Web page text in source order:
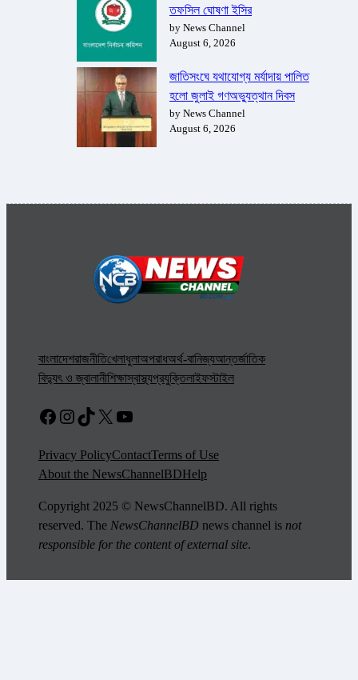
তফসিল ঘোষণা ইসির
by News Channel
August 6, 2026
জাতিসংঘে যথাযোগ্য মর্যাদায় পালিত
হলো জুলাই গণঅভ্যুত্থান দিবস
by News Channel
August 6, 2026
বাংলাদেশরাজনীতিখেলাধুলাঅপরাধঅর্থ-বানিজ্যআন্তর্জাতিক
বিদ্যুৎ ও জ্বালানীশিক্ষাস্বাস্থ্যপ্রযুক্তিলাইফস্টাইল
Facebook
Instagram
TikTok
X YouTube
Privacy PolicyContactTerms of Use
About the NewsChannelBDHelp
Copyright 2025 © NewsChannelBD. All rights
reserved. The NewsChannelBD news channel is not
responsible for the content of external site.